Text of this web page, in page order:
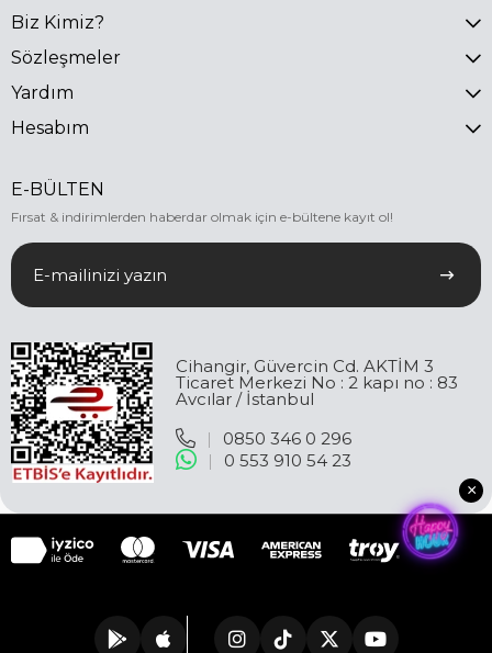
×
Biz Kimiz?
Sözleşmeler
Yardım
Hesabım
E-BÜLTEN
Fırsat & indirimlerden haberdar olmak için e-bültene kayıt ol!
Cihangir, Güvercin Cd. AKTİM 3
Ticaret Merkezi No : 2 kapı no : 83
Avcılar / İstanbul
|
0850 346 0 296
|
0 553 910 54 23